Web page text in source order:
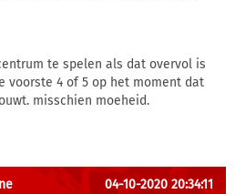
te spelen als dat overvol is
voorste 4 of 5 op het moment dat
misschien moeheid.
04-10-2020 20:34:11